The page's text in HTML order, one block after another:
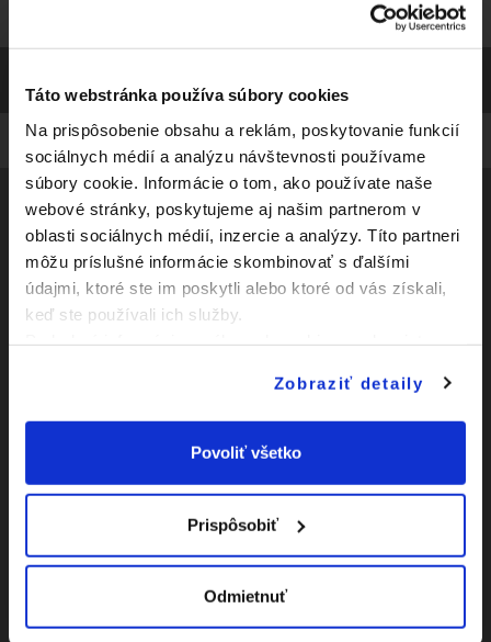
Táto webstránka používa súbory cookies
Na prispôsobenie obsahu a reklám, poskytovanie funkcií
sociálnych médií a analýzu návštevnosti používame
súbory cookie. Informácie o tom, ako používate naše
webové stránky, poskytujeme aj našim partnerom v
oblasti sociálnych médií, inzercie a analýzy. Títo partneri
môžu príslušné informácie skombinovať s ďalšími
údajmi, ktoré ste im poskytli alebo ktoré od vás získali,
keď ste používali ich služby.
Zobraziť detaily
Povoliť všetko
Prispôsobiť
Odmietnuť
Zápasy
Kluby
Vyhlásenie o
prístupnosti
Nastavenia Cookies |
webu
Social
Facebook
Instagram